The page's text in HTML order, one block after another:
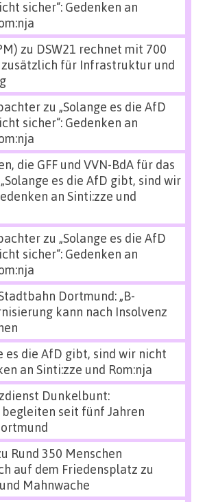
sicher“: Gedenken an
zu DSW21 rechnet mit 700
für Infrastruktur und
zu „Solange es die AfD
sicher“: Gedenken an
die GFF und VVN-BdA für das
„Solange es die AfD gibt, sind wir
an Sinti:zze und
zu „Solange es die AfD
sicher“: Gedenken an
Dortmund: „B-
kann nach Insolvenz
es die AfD gibt, sind wir nicht
an Sinti:zze und Rom:nja
Dunkelbunt:
seit fünf Jahren
Rund 350 Menschen
auf dem Friedensplatz zu
Mahnwache